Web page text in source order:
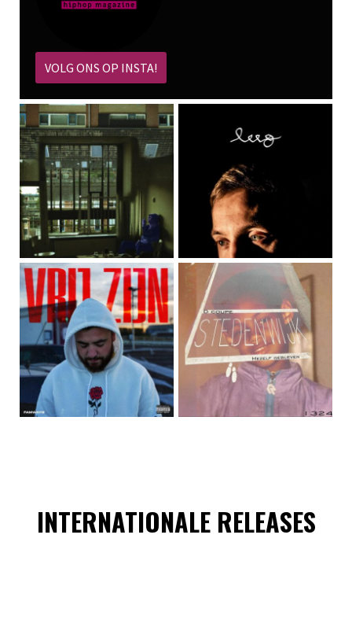
VOLG ONS OP INSTA!
INTERNATIONALE RELEASES